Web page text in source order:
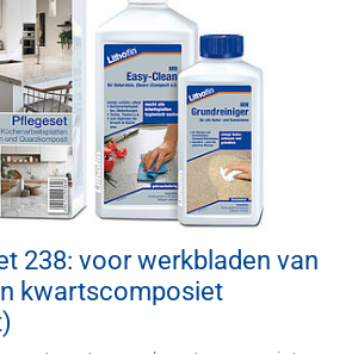
238: voor werkbladen van
kwartscomposiet